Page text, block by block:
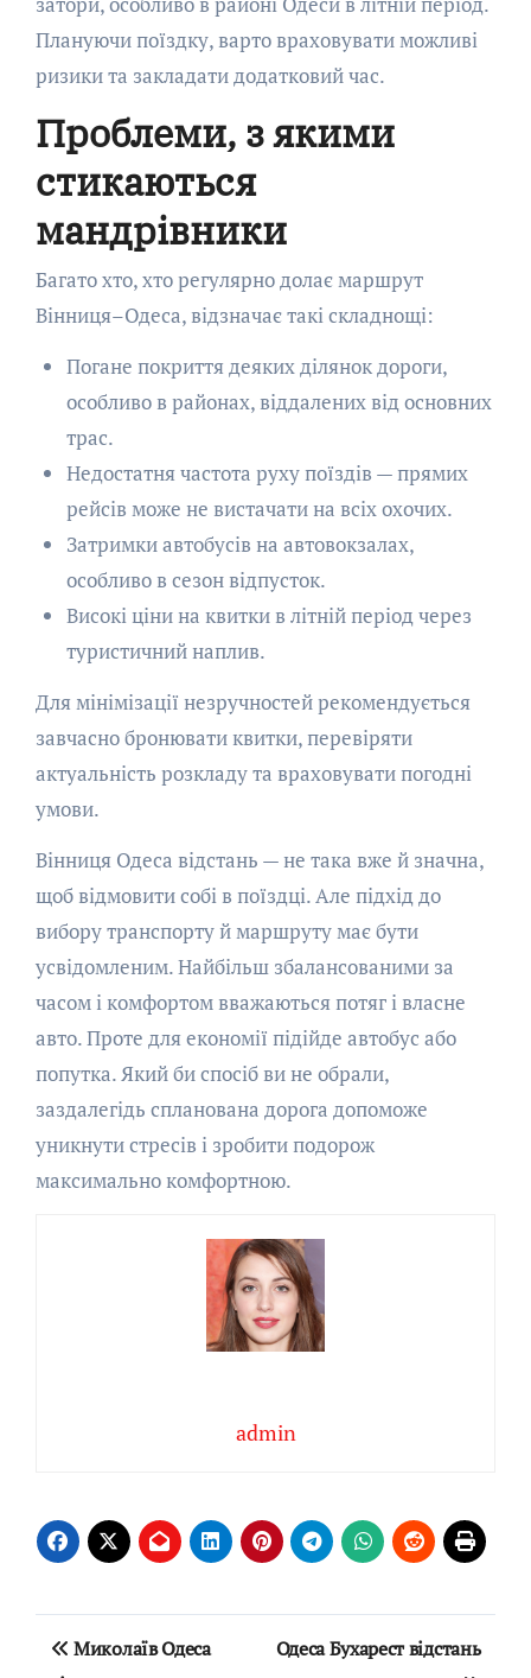
Плануючи поїздку, варто враховувати можливі
ризики та закладати додатковий час.
Проблеми, з якими
стикаються
мандрівники
Багато хто, хто регулярно долає маршрут
Вінниця–Одеса, відзначає такі складнощі:
Погане покриття деяких ділянок дороги,
особливо в районах, віддалених від основних
трас.
Недостатня частота руху поїздів — прямих
рейсів може не вистачати на всіх охочих.
Затримки автобусів на автовокзалах,
особливо в сезон відпусток.
Високі ціни на квитки в літній період через
туристичний наплив.
Для мінімізації незручностей рекомендується
завчасно бронювати квитки, перевіряти
актуальність розкладу та враховувати погодні
умови.
Вінниця Одеса відстань — не така вже й значна,
щоб відмовити собі в поїздці. Але підхід до
вибору транспорту й маршруту має бути
усвідомленим. Найбільш збалансованими за
часом і комфортом вважаються потяг і власне
авто. Проте для економії підійде автобус або
попутка. Який би спосіб ви не обрали,
заздалегідь спланована дорога допоможе
уникнути стресів і зробити подорож
максимально комфортною.
admin
Навігація
Миколаїв Одеса
Одеса Бухарест відстань